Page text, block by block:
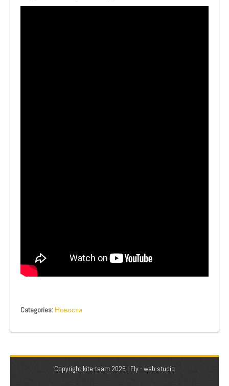
Categories: Новости
Copyright kite-team 2026 | Fly - web studio